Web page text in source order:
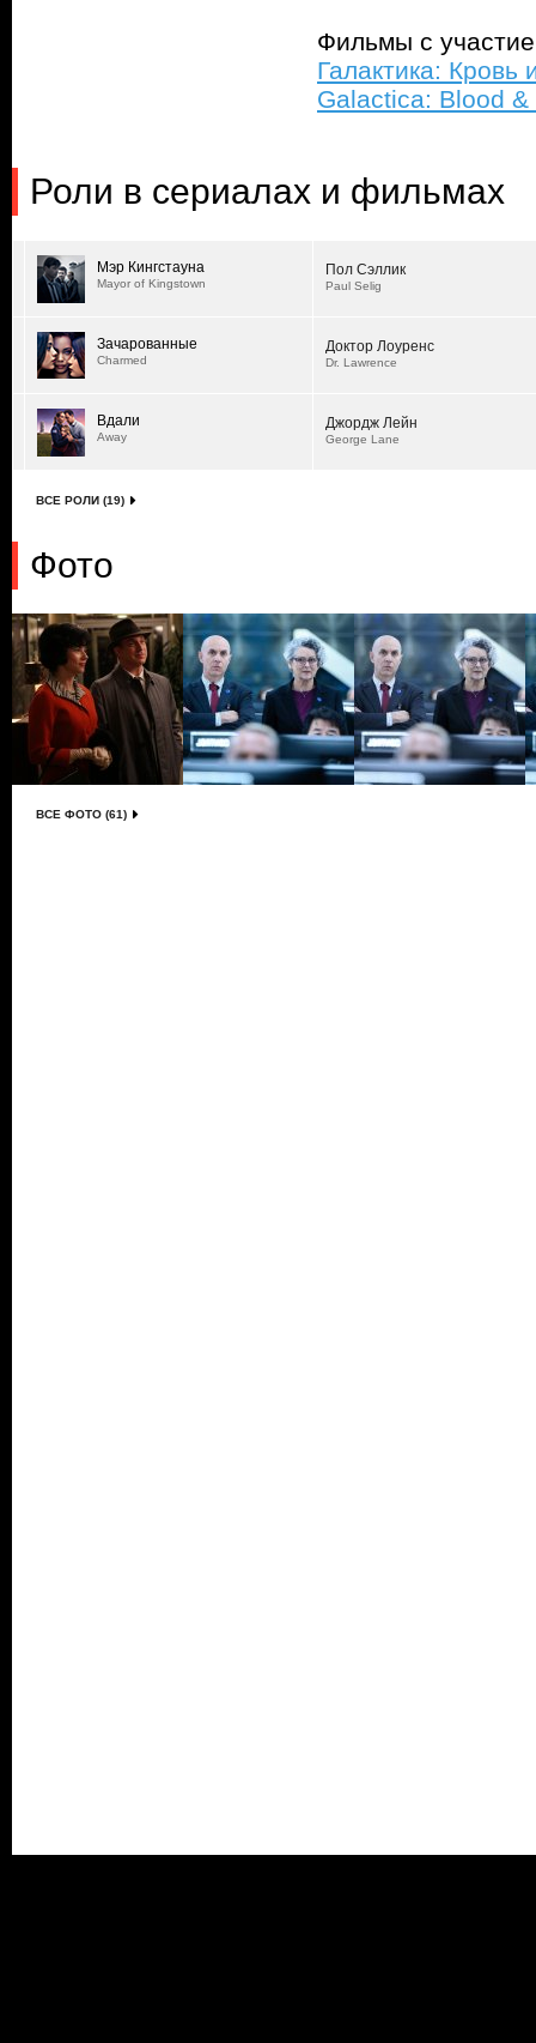
Фильмы с
Галактика:
Galactica: Blood &
Роли в сериалах и фильмах
Мэр Кингстауна
Mayor of Kingstown
Пол Сэллик
Paul Selig
Зачарованные
Charmed
Доктор Лоуренс
Dr. Lawrence
Вдали
Away
Джордж Лейн
George Lane
ВСЕ РОЛИ (19)
Фото
ВСЕ ФОТО (61)